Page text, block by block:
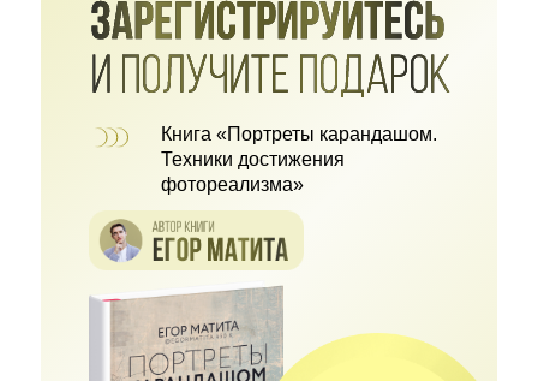
Книга «Портреты карандашом.
Техники достижения
фотореализма»